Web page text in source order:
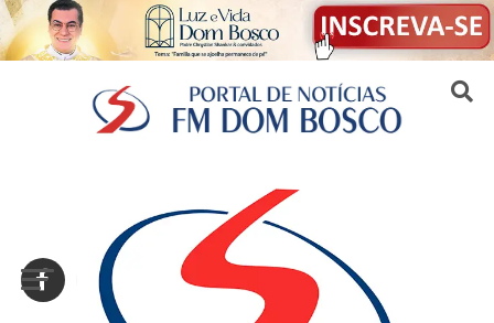
Sair da versão mobile